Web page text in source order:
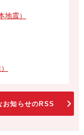
震）
お知らせのRSS